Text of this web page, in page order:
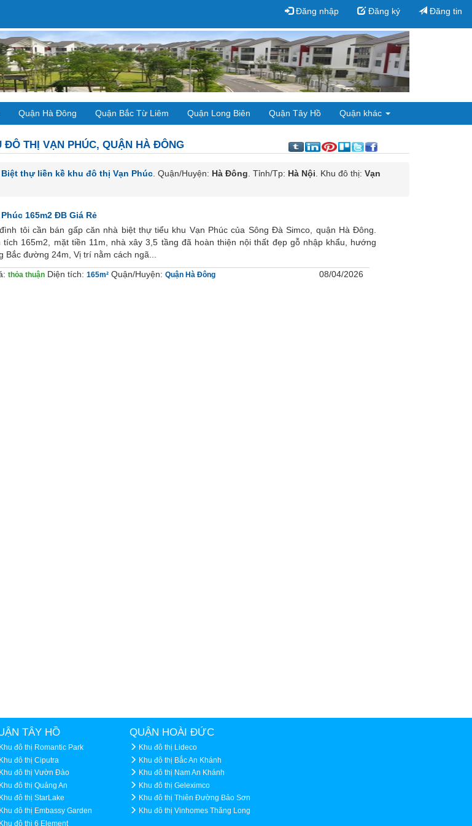
Đăng nhập Đăng ký Đăng tin
Quận Hà Đông Quận Bắc Từ Liêm Quận Long Biên Quận Tây Hồ Quận khác
ĐÔ THỊ VẠN PHÚC, QUẬN HÀ ĐÔNG
Biệt thự liền kề khu đô thị Vạn Phúc . Quận/Huyện: Hà Đông . Tỉnh/Tp: Hà Nội . Khu đô thị: Vạn
165m2 ĐB Giá Rẻ
tôi cần bán gấp căn nhà biệt thự tiểu khu Vạn Phúc của Sông Đà Simco, quận Hà Đông.
tích 165m2, mặt tiền 11m, nhà xây 3,5 tầng đã hoàn thiện nội thất đẹp gỗ nhập khẩu, hướng
Bắc đường 24m, Vị trí nằm cách ngã...
thỏa thuận Diện tích: 165m² Quận/Huyện: Quận Hà Đông 08/04/2026
TÂY HỒ
Khu đô thị Romantic Park
Khu đô thị Ciputra
Khu đô thị Vườn Đào
Khu đô thị Quảng An
Khu đô thị StarLake
Khu đô thị Embassy Garden
Khu đô thị 6 Element
QUẬN HOÀI ĐỨC
Khu đô thị Lideco
Khu đô thị Bắc An Khánh
Khu đô thị Nam An Khánh
Khu đô thị Geleximco
Khu đô thị Thiên Đường Bảo Sơn
Khu đô thị Vinhomes Thăng Long